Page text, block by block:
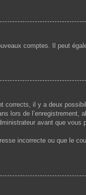
comptes. Il peut
corrects, il y a deux
lors de
avant que
incorrecte ou que le